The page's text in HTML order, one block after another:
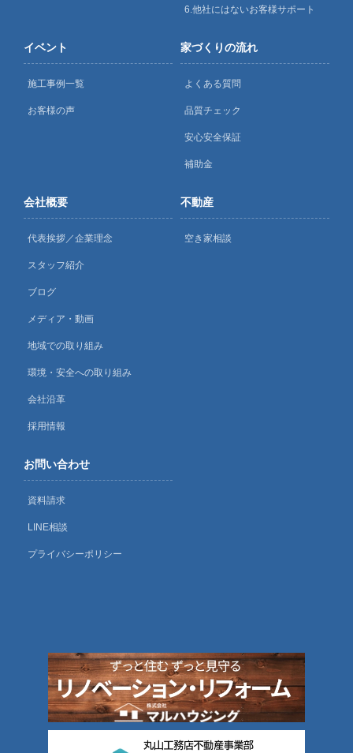
6.他社にはないお客様サポート
イベント
施工事例一覧
お客様の声
家づくりの流れ
よくある質問
品質チェック
安心安全保証
補助金
会社概要
代表挨拶／企業理念
スタッフ紹介
ブログ
メディア・動画
地域での取り組み
環境・安全への取り組み
会社沿革
採用情報
不動産
空き家相談
お問い合わせ
資料請求
LINE相談
プライバシーポリシー